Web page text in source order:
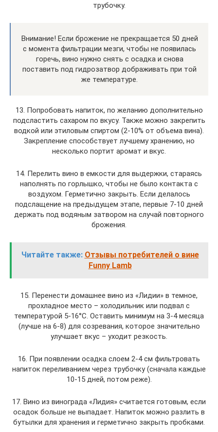
трубочку.
Внимание! Если брожение не прекращается 50 дней
с момента фильтрации мезги, чтобы не появилась
горечь, вино нужно снять с осадка и снова
поставить под гидрозатвор дображивать при той
же температуре.
13. Попробовать напиток, по желанию дополнительно
подсластить сахаром по вкусу. Также можно закрепить
водкой или этиловым спиртом (2-10% от объема вина).
Закрепление способствует лучшему хранению, но
несколько портит аромат и вкус.
14. Перелить вино в емкости для выдержки, стараясь
наполнять по горлышко, чтобы не было контакта с
воздухом. Герметично закрыть. Если делалось
подслащение на предыдущем этапе, первые 7-10 дней
держать под водяным затвором на случай повторного
брожения.
Читайте также: Отзывы потребителей о вине
Funny Lamb
15. Перенести домашнее вино из «Лидии» в темное,
прохладное место – холодильник или подвал с
температурой 5-16°C. Оставить минимум на 3-4 месяца
(лучше на 6-8) для созревания, которое значительно
улучшает вкус – уходит резкость.
16. При появлении осадка слоем 2-4 см фильтровать
напиток переливанием через трубочку (сначала каждые
10-15 дней, потом реже).
17. Вино из винограда «Лидия» считается готовым, если
осадок больше не выпадает. Напиток можно разлить в
бутылки для хранения и герметично закрыть пробками.